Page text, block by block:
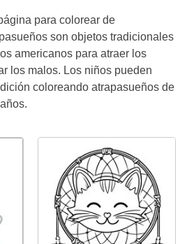
para colorear de
son objetos tradicionales
americanos para atraer los
los malos. Los niños pueden
coloreando atrapasueños de